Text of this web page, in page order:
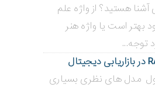
آشنا هستید؟ از واژه علم
بهتر است یا واژه هنر
توجه...
مدل های نظری بسیاری